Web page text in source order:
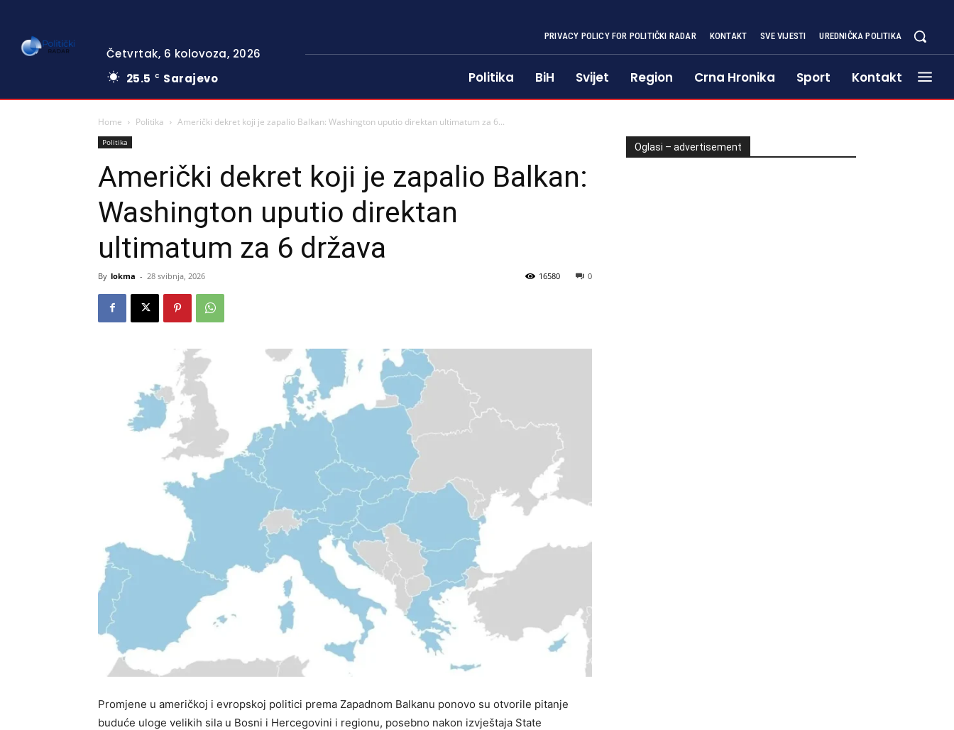
Četvrtak, 6 kolovoza, 2026
25.5
C Sarajevo
PRIVACY POLICY FOR POLITIČKI RADAR KONTAKT SVE VIJESTI UREDNIČKA POLITIKA
Politika BiH Svijet Region Crna Hronika Sport Kontakt
Home Politika Američki dekret koji je zapalio Balkan: Washington uputio direktan ultimatum za 6...
Politika
Američki dekret koji je zapalio Balkan:
Washington uputio direktan
ultimatum za 6 država
By lokma - 28 svibnja, 2026 0
16580
Promjene u američkoj i evropskoj politici prema Zapadnom Balkanu ponovo su otvorile pitanje
buduće uloge velikih sila u Bosni i Hercegovini i regionu, posebno nakon izvještaja State
Oglasi – advertisement